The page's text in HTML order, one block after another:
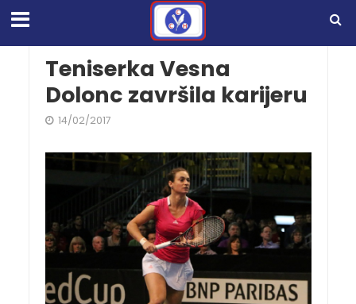
Teniserka Vesna
Dolonc završila karijeru
14/02/2017